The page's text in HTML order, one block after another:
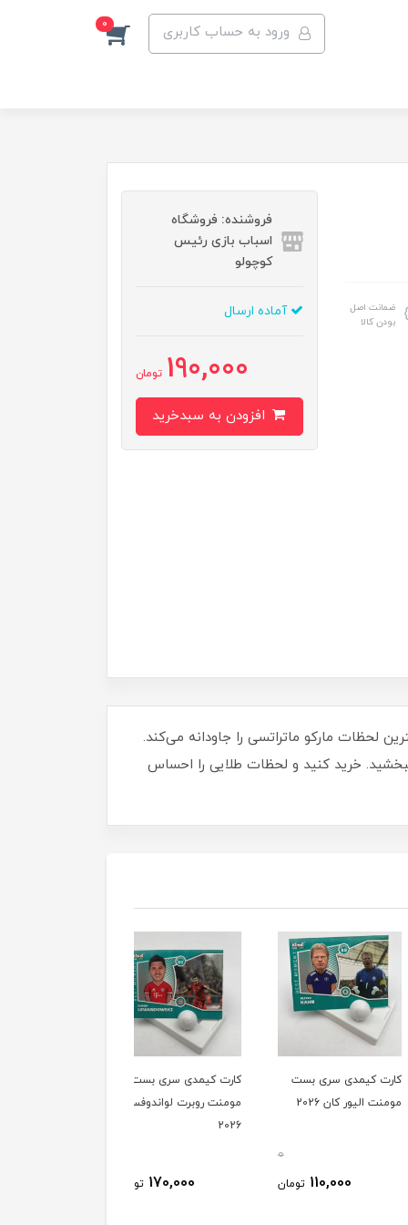
ورود به حساب کاربری 0
ضمانت اصل
بودن کالا
فروشنده: فروشگاه
اسباب بازی رئیس
کوچولو
آماده ارسال
190,000 تومان
کارت بی‌نظیر، بهترین لحظات مارکو ماتراتسی را جاودانه می‌کند.
خرید کنید و لحظات طلایی را احساس
کیمدی سری بست
الیور کان 2026
110,000 تومان
کارت کیمدی سری بست
مومنت روبرت لواندوفسکی
170,000 تومان